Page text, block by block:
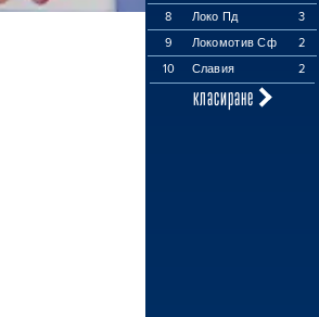
8
Локо Пд
3
9
Локомотив Сф
2
10
Славия 2
класиране